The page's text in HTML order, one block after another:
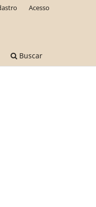
Buscar
Acesso